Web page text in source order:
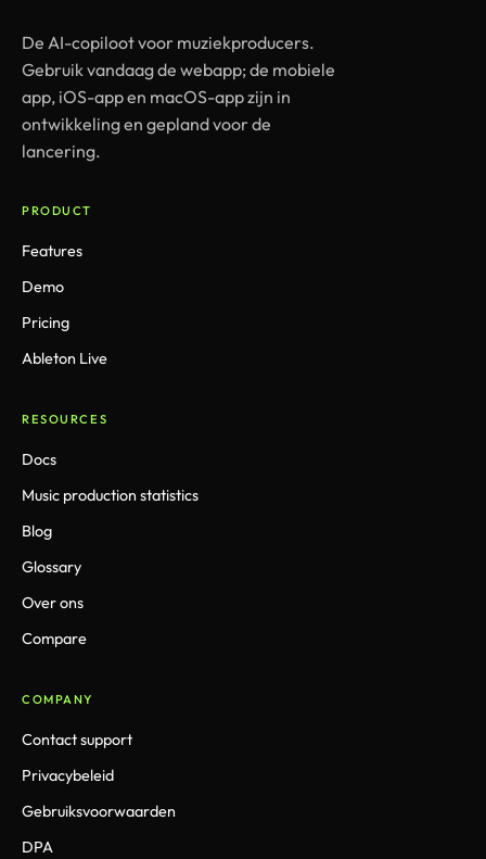
De AI-copiloot voor muziekproducers.
Gebruik vandaag de webapp; de mobiele
app, iOS-app en macOS-app zijn in
ontwikkeling en gepland voor de
lancering.
PRODUCT
Features
Demo
Pricing
Ableton Live
RESOURCES
Docs
Music production statistics
Blog
Glossary
Over ons
Compare
COMPANY
Contact support
Privacybeleid
Gebruiksvoorwaarden
DPA